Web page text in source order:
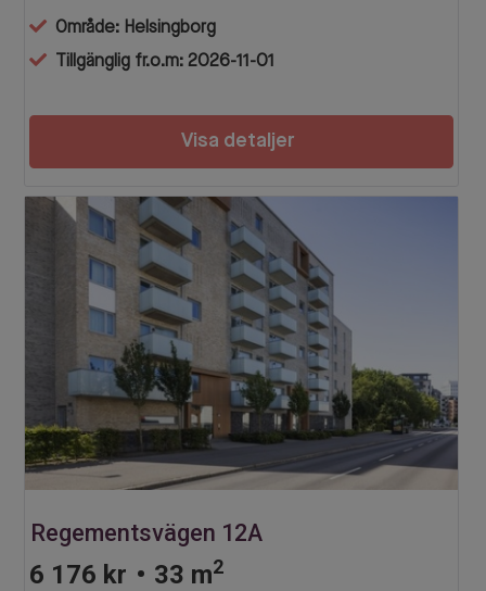
Område: Helsingborg
Tillgänglig fr.o.m: 2026-11-01
Visa detaljer
Regementsvägen 12A
6 176 kr • 33 m2